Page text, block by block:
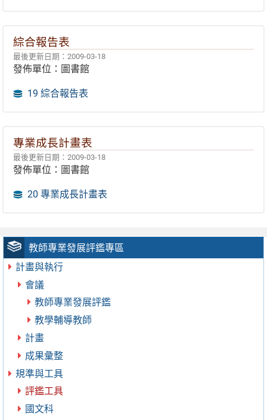
教師專業發展評鑑專區
計畫與執行
會議
教師專業發展評鑑
教學輔導教師
計畫
成果彙整
規準與工具
評鑑工具
國文科
綜合報告表
最後更新日期：2009-03-18
發佈單位：圖書館
19 綜合報告表
專業成長計畫表
最後更新日期：2009-03-18
發佈單位：圖書館
20 專業成長計畫表